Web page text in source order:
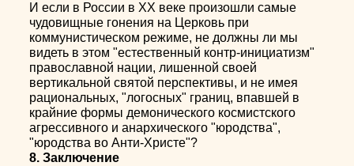
И если в России в ХХ веке произошли самые
чудовищные гонения на Церковь при
коммунистическом режиме, не должны ли мы
видеть в этом "естественный контр-инициатизм"
православной нации, лишенной своей
вертикальной святой перспективы, и не имея
рациональных, "логосных" границ, впавшей в
крайние формы демонического космистского
агрессивного и анархического "юродства",
"юродства во Анти-Христе"?
8. Заключение